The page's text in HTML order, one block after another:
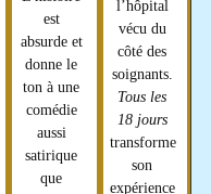
est
absurde et
donne le
ton à une
comédie
aussi
satirique
que
l’hôpital
vécu du
côté des
soignants.
Tous les
18 jours
transforme
son
expérience